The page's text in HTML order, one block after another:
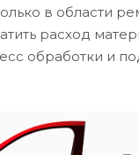
в области
расход
обработки и